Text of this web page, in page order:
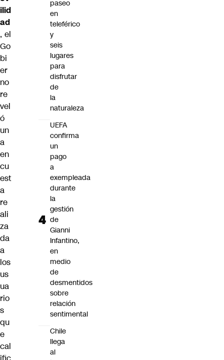
ilid
ad
, el
Go
bi
er
no
re
vel
ó
un
a
en
cu
est
a
re
ali
za
da
a
los
us
ua
rio
s
qu
e
cal
paseo
en
teleférico
y
seis
lugares
para
disfrutar
de
la
naturaleza
UEFA
confirma
un
pago
a
exempleada
durante
la
gestión
de
Gianni
Infantino,
en
medio
de
desmentidos
sobre
relación
sentimental
Chile
llega
al